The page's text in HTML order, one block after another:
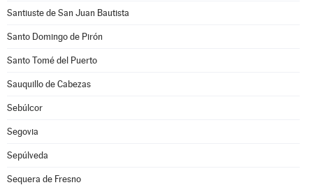
Santiuste de San Juan Bautista
Santo Domingo de Pirón
Santo Tomé del Puerto
Sauquillo de Cabezas
Sebúlcor
Segovia
Sepúlveda
Sequera de Fresno